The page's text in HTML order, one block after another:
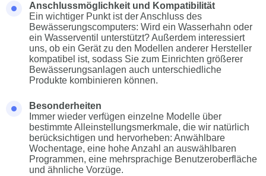
Anschlussmöglichkeit und Kompatibilität
Ein wichtiger Punkt ist der Anschluss des
Bewässerungscomputers: Wird ein Wasserhahn oder
ein Wasserventil unterstützt? Außerdem interessiert
uns, ob ein Gerät zu den Modellen anderer Hersteller
kompatibel ist, sodass Sie zum Einrichten größerer
Bewässerungsanlagen auch unterschiedliche
Produkte kombinieren können.
Besonderheiten
Immer wieder verfügen einzelne Modelle über
bestimmte Alleinstellungsmerkmale, die wir natürlich
berücksichtigen und hervorheben: Anwählbare
Wochentage, eine hohe Anzahl an auswählbaren
Programmen, eine mehrsprachige Benutzeroberfläche
und ähnliche Vorzüge.